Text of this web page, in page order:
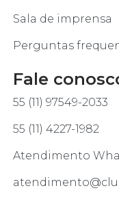
Sala de imprensa
Perguntas
Fale
55 (11) 97549-2033
55 (11) 4227-1982
Atendimento